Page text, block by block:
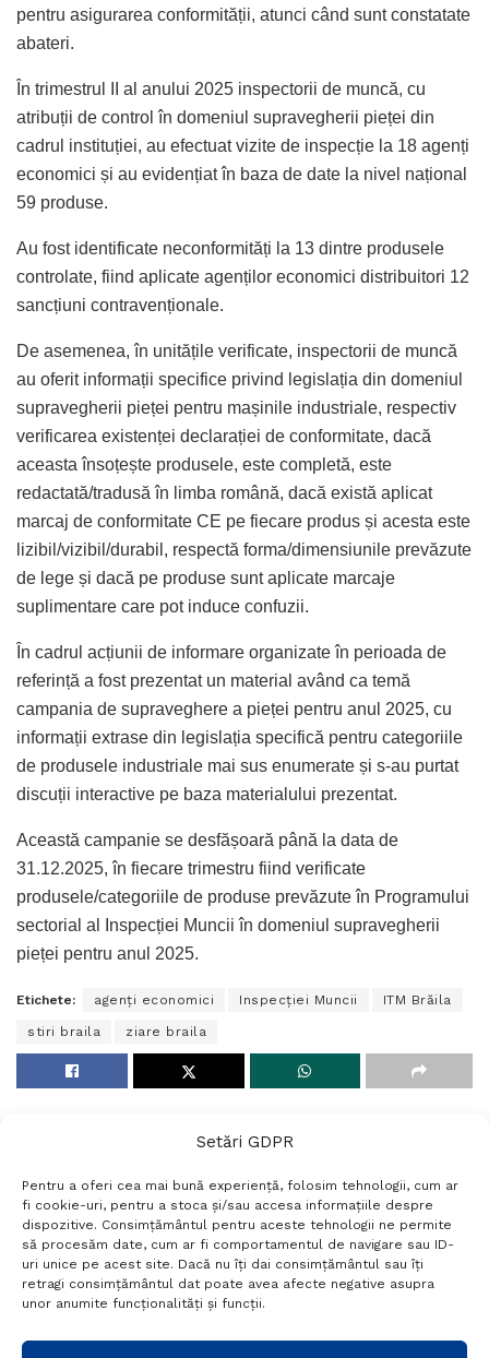
Setări GDPR
Pentru a oferi cea mai bună experiență, folosim tehnologii, cum ar
fi cookie-uri, pentru a stoca și/sau accesa informațiile despre
dispozitive. Consimțământul pentru aceste tehnologii ne permite
să procesăm date, cum ar fi comportamentul de navigare sau ID-
uri unice pe acest site. Dacă nu îți dai consimțământul sau îți
retragi consimțământul dat poate avea afecte negative asupra
unor anumite funcționalități și funcții.
pentru asigurarea conformității, atunci când sunt constatate
abateri.
În trimestrul II al anului 2025 inspectorii de muncă, cu
atribuții de control în domeniul supravegherii pieței din
cadrul instituției, au efectuat vizite de inspecție la 18 agenți
economici și au evidențiat în baza de date la nivel național
59 produse.
Au fost identificate neconformități la 13 dintre produsele
controlate, fiind aplicate agenților economici distribuitori 12
sancțiuni contravenționale.
De asemenea, în unitățile verificate, inspectorii de muncă
au oferit informații specifice privind legislația din domeniul
supravegherii pieței pentru mașinile industriale, respectiv
verificarea existenței declarației de conformitate, dacă
aceasta însoțește produsele, este completă, este
redactată/tradusă în limba română, dacă există aplicat
marcaj de conformitate CE pe fiecare produs și acesta este
lizibil/vizibil/durabil, respectă forma/dimensiunile prevăzute
de lege și dacă pe produse sunt aplicate marcaje
suplimentare care pot induce confuzii.
În cadrul acțiunii de informare organizate în perioada de
referință a fost prezentat un material având ca temă
campania de supraveghere a pieței pentru anul 2025, cu
informații extrase din legislația specifică pentru categoriile
de produsele industriale mai sus enumerate și s-au purtat
discuții interactive pe baza materialului prezentat.
Această campanie se desfășoară până la data de
31.12.2025, în fiecare trimestru fiind verificate
produsele/categoriile de produse prevăzute în Programului
sectorial al Inspecției Muncii în domeniul supravegherii
pieței pentru anul 2025.
Etichete: agenți economici Inspecției Muncii ITM Brăila
stiri braila ziare braila
Termeni si conditii
Politică de confidențialitate
Politica cookies
Setări GDPR